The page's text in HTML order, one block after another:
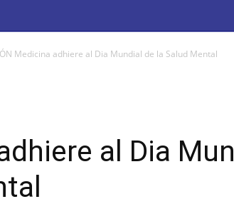
Medicina adhiere al Dia Mundial de la Salud Mental
al Dia